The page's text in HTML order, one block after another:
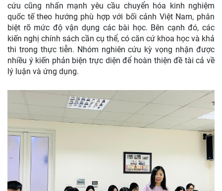
cứu cũng nhấn mạnh yêu cầu chuyển hóa kinh nghiệm
quốc tế theo hướng phù hợp với bối cảnh Việt Nam, phân
biệt rõ mức độ vận dụng các bài học. Bên cạnh đó, các
kiến nghị chính sách cần cụ thể, có căn cứ khoa học và khả
thi trong thực tiễn. Nhóm nghiên cứu kỳ vọng nhận được
nhiều ý kiến phản biện trực diện để hoàn thiện đề tài cả về
lý luận và ứng dụng.